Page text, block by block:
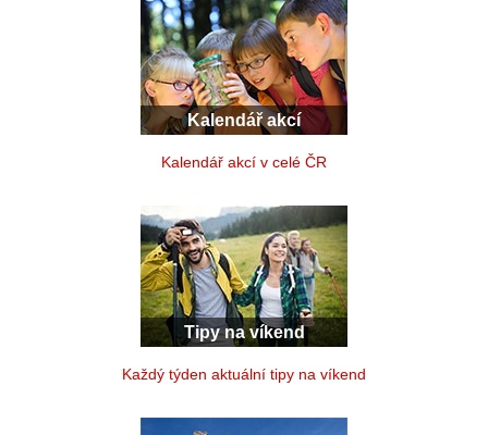
Kalendář akcí
Kalendář akcí v celé ČR
Tipy na víkend
Každý týden aktuální tipy na víkend